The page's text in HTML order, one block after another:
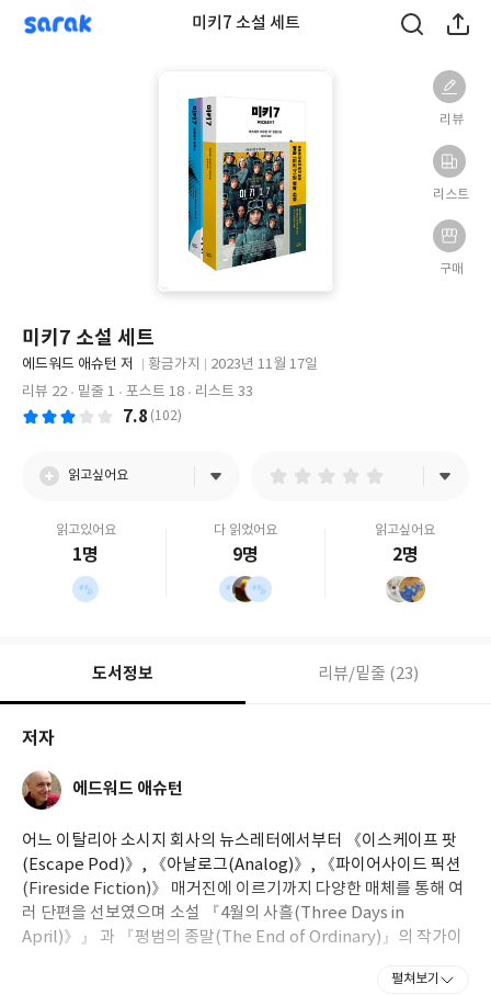
sarak 미키7 소설 세트
리뷰
리스트
구매
미키7 소설 세트
글
쓴
에드워드 애슈턴 저
출
사
황금가지
출
판
2023년 11월 17일
리뷰 22
밑줄 1 포스트 18 리스트 33
7.8 (102)
읽고싶어요
읽고있어요
1명
다 읽었어요
9명
읽고싶어요
2명
도서정보 리뷰/밑줄 (23)
저자
에드워드 애슈턴
어느 이탈리아 소시지 회사의 뉴스레터에서부터 《이스케이프 팟
(Escape Pod)》, 《아날로그(Analog)》, 《파이어사이드 픽션
(Fireside Fiction)》 매거진에 이르기까지 다양한 매체를 통해 여
러 단편을 선보였으며 소설 『4월의 사흘(Three Days in
April)》』 과 『평범의 종말(The End of Ordinary)』의 작가이
맥스와 함께 뉴욕 북부의 숲속 오두막(cabin in the woods)에서
펼쳐보기